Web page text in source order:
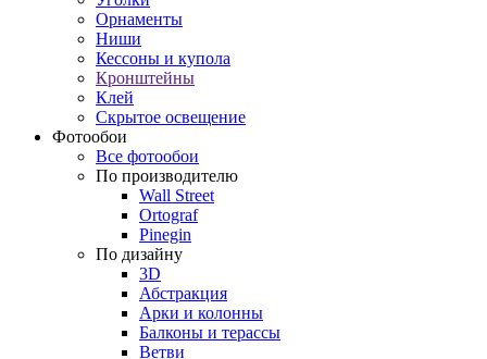
Орнаменты
Ниши
Кессоны и купола
Кронштейны
Клей
Скрытое освещение
Фотообои
Все фотообои
По производителю
Wall Street
Ortograf
Pinegin
По дизайну
3D
Абстракция
Арки и колонны
Балконы и терассы
Ветви